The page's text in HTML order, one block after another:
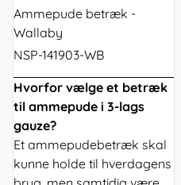
Ammepude betræk -
Wallaby
NSP-141903-WB
Hvorfor vælge et betræk
til ammepude i 3-lags
gauze?
Et ammepudebetræk skal
kunne holde til hverdagens